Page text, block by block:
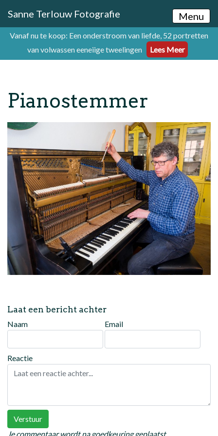
Sanne Terlouw Fotografie Menu
Vanaf nu te koop: Een onderstroom van liefde, 52 portretten
van volwassen eeneiige tweelingen
Lees Meer
Pianostemmer
Laat een bericht achter
Naam Email
Reactie
Verstuur
Je commentaar wordt na goedkeuring geplaatst.